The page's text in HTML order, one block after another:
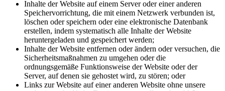
Inhalte der Website auf einem Server oder einer anderen
Speichervorrichtung, die mit einem Netzwerk verbunden ist,
löschen oder speichern oder eine elektronische Datenbank
erstellen, indem systematisch alle Inhalte der Website
heruntergeladen und gespeichert werden;
Inhalte der Website entfernen oder ändern oder versuchen, die
Sicherheitsmaßnahmen zu umgehen oder die
ordnungsgemäße Funktionsweise der Website oder der
Server, auf denen sie gehostet wird, zu stören; oder
Links zur Website auf einer anderen Website ohne unsere